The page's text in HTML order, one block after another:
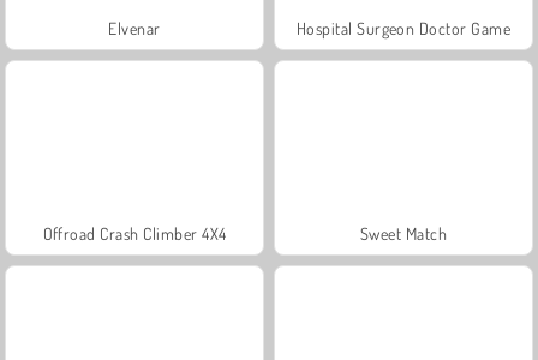
Elvenar Hospital Surgeon Doctor Game
Offroad Crash Climber 4X4 Sweet Match